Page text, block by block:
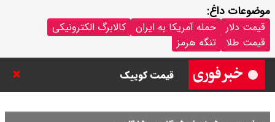
موضوعات داغ:
قیمت دلار حمله آمریکا به ایران
کالابرگ الکترونیکی
قیمت طلا
تنگه هرمز
قیمت خودرو امروز شنبه ۱۷ مرداد
قیمت کوییک